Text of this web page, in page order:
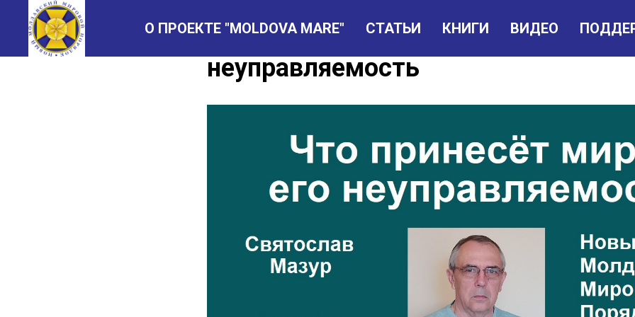
О ПРОЕКТЕ "MOLDOVA MARE" СТАТЬИ КНИГИ ВИДЕО
Святослав Мазур: Что принесёт
неуправляемость